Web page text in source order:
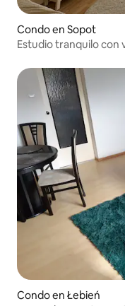
Condo en Sopot
Estudio tranquilo con
Condo en Łebień